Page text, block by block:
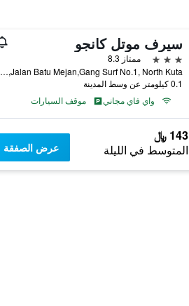
سيرف موتل كانجو
3 نجوم
ممتاز 8.3
Echo Beach,Jalan Batu Mejan,Gang Surf No.1, North Kuta, إندونيسيا
0.1 كيلومتر عن وسط المدينة
واي فاي مجاني
موقف السيارات
143 ﷼
المتوسط في الليلة عرض الصفقة